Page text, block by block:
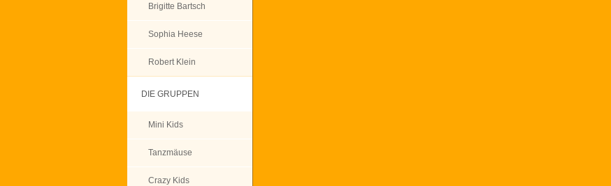
Brigitte Bartsch
Sophia Heese
Robert Klein
DIE GRUPPEN
Mini Kids
Tanzmäuse
Crazy Kids